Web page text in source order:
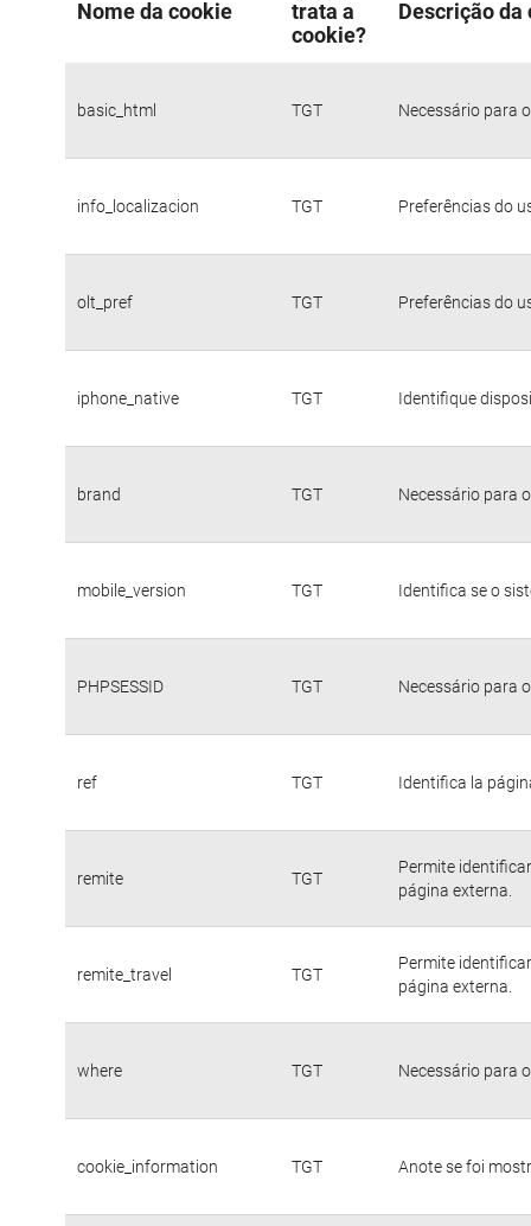
Nome da cookie
trata a
cookie?
Descrição da
basic_html TGT Necessário para
info_localizacion TGT Preferências do
olt_pref TGT Preferências do
iphone_native TGT Identifique
brand TGT Necessário para
mobile_version TGT Identifica se o
PHPSESSID TGT Necessário para
ref TGT Identifica la
remite TGT
Permite
página externa.
remite_travel TGT
Permite
página externa.
where TGT Necessário para
cookie_information TGT Anote se foi